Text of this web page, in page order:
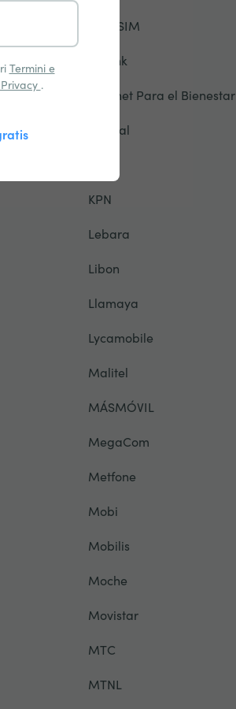
Termini e
.
HelloSIM
Hotlink
Internet Para el Bienestar
Jawwal
KPN
Lebara
Libon
Llamaya
Lycamobile
Malitel
MÁSMÓVIL
MegaCom
Metfone
Mobi
Mobilis
Moche
Movistar
MTC
MTNL